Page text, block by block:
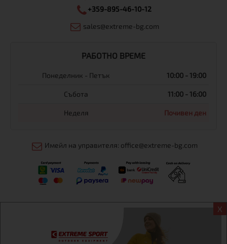
X
+359-895-46-10-12
sales@extreme-bg.com
РАБОТНО ВРЕМЕ
Понеделник - Петък 10:00 - 19:00
Събота 11:00 - 16:00
Неделя Почивен ден
Имейл на управителя: office@extreme-bg.com